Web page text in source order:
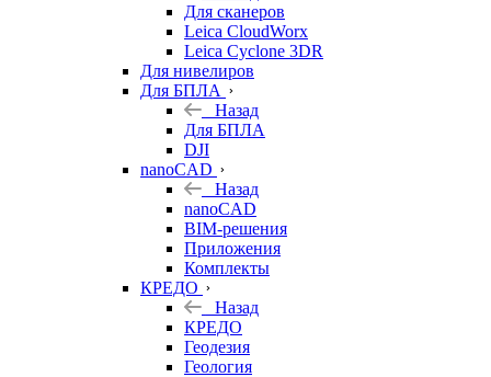
Для сканеров
Leica CloudWorx
Leica Cyclone 3DR
Для нивелиров
Для БПЛА
Назад
Для БПЛА
DJI
nanoCAD
Назад
nanoCAD
BIM-решения
Приложения
Комплекты
КРЕДО
Назад
КРЕДО
Геодезия
Геология